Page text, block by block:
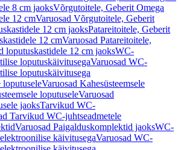
8 cm jaoksVõrgutoitele, Geberit Omega
12 cmVaruosad Võrgutoitele, Geberit
12 cm jaoksPatareitoitele, Geberit
12 cmVaruosad Patareitoitele,
loputuskastidele 12 cm jaoksWC-
loputuskäivitusegaVaruosad WC-
loputuskäivitusega
loputuseleVaruosad Kahesüsteemsele
loputuseleVaruosad
jaoksTarvikud WC-
Tarvikud WC-juhtseadmetele
Varuosad Paigalduskomplektid jaoksWC-
käivitusegaVaruosad WC-